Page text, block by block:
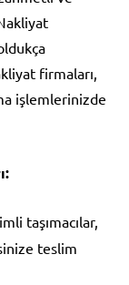
firmaları,
işlemlerinizde
taşımacılar,
teslim